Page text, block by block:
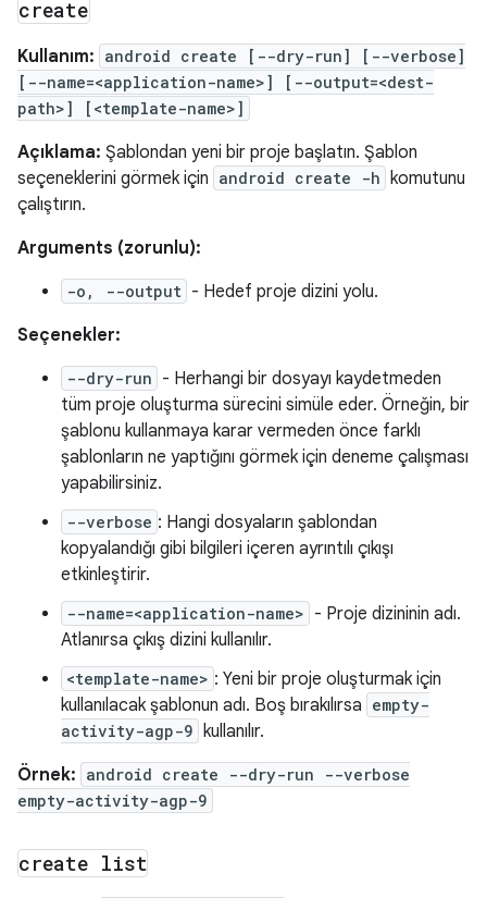
create
Kullanım: android create [--dry-run] [--verbose]
[--name=<application-name>] [--output=<dest-
path>] [<template-name>]
Açıklama: Şablondan yeni bir proje başlatın. Şablon
seçeneklerini görmek için android create -h komutunu
çalıştırın.
Arguments (zorunlu):
-o, --output - Hedef proje dizini yolu.
Seçenekler:
--dry-run - Herhangi bir dosyayı kaydetmeden
tüm proje oluşturma sürecini simüle eder. Örneğin, bir
şablonu kullanmaya karar vermeden önce farklı
şablonların ne yaptığını görmek için deneme çalışması
yapabilirsiniz.
--verbose : Hangi dosyaların şablondan
kopyalandığı gibi bilgileri içeren ayrıntılı çıkışı
etkinleştirir.
--name=<application-name> - Proje dizininin adı.
Atlanırsa çıkış dizini kullanılır.
<template-name> : Yeni bir proje oluşturmak için
kullanılacak şablonun adı. Boş bırakılırsa empty-
activity-agp-9 kullanılır.
Örnek: android create --dry-run --verbose
empty-activity-agp-9
create list